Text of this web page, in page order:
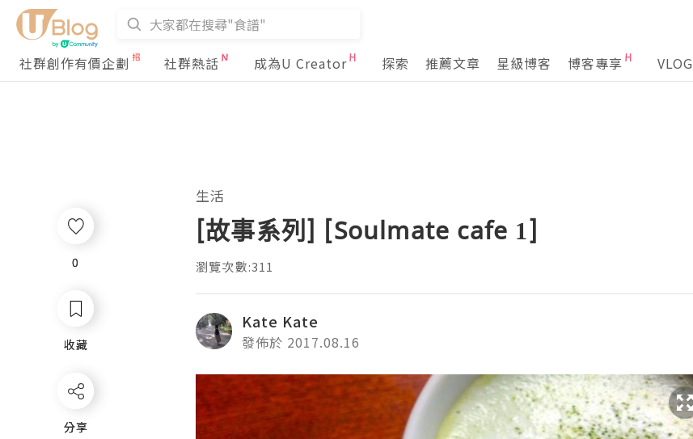
社群創作有價企劃
社群熱話 成為U Creator 探索 推薦文章 星級博客 博客專享 VLOG
0
收藏
分享
生活
[故事系列] [Soulmate cafe 1]
瀏覽次數:311
Kate Kate
發佈於 2017.08.16
0
收藏
分享